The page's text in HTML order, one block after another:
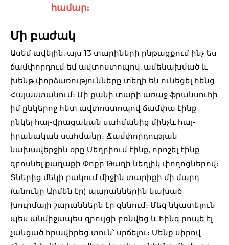
համար։
Մի բաժակ
Ասեմ ավելին, այս 13 տարիների ընթացքում ինչ ես
ճամփորդում եմ ավտոստոպով, ամենախմած և
խենթ փորձառությունները տեղի են ունեցել հենց
Հայաստանում։ Մի քանի տարի առաջ ֆրանսուհի
իմ ընկերոջ հետ ավտոստոպով ճամփա էինք
ընկել հայ-վրացական սահմանից մինչև հայ-
իրանական սահմանը։ Ճամփորդության
նախավերջին օրը Մեղրիում էինք, որոշել էինք
զբոսնել քաղաքի Փոքր Թաղի նեղլիկ փողոցներով։
Տներից մեկի բակում միջին տարիքի մի մարդ
(անունը Արմեն էր) պարաններին կախած
խուրմայի շարաններն էր զննում։ Մեզ նկատելուն
պես անմիջապես զրույցի բռնվեց և հինգ րոպե էլ
չանցած հրավիրեց տուն՝ սրճելու։ Մենք սիրով